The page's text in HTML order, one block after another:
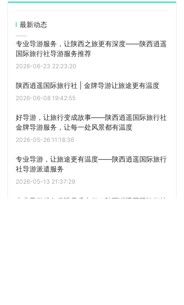
最新动态
专业导游服务，让陕西之旅更有深度——陕西逍遥
国际旅行社导游服务推荐
2026-06-23 22:23:20
陕西逍遥国际旅行社 | 金牌导游让旅途更有温度
2026-06-08 19:42:55
好导游，让旅行变成故事——陕西逍遥国际旅行社
金牌导游服务，让每一处风景都有温度
2026-05-26 11:18:36
专业导游，让旅途更有温度——陕西逍遥国际旅行
社导游派遣服务
2026-05-13 21:37:29
专业导游服务保障品质出行｜陕西逍遥国际旅行社